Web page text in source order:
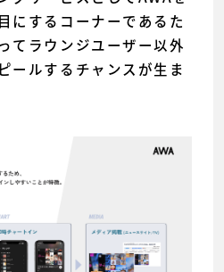
にするコーナーであるた
てラウンジユーザー以外
ールするチャンスが生ま